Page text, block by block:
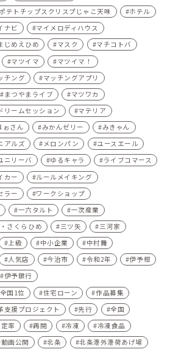
ポテトチップスクリスプじゃこ天味
ホテル
ナビ
マイメロディハウス
じめえひめ マスク
マチコトバ
マツイマ
マツイマ！
チング
マッチングアプリ
まつやまライブ
マツワカ
リームセッション
マテリア
ぉさん みかんゼリー
みきゃん
アルズ メロンパン
ユースエール
ニリーバ ゆるキャラ
ライブコマース
カー
ルールメイキング
ラー
ワークショップ
一六タルト
一次産業
さくらひめ
三ツ矢
三河家
上級 中小企業
中村舞
人気店 今治市 令和2年
伊予柑
伊予銀行
国1位
住宅ローン
作品募集
支援プロジェクト 先行
全国
率 再開 冷凍
冷凍食品
動画公開 北条
北条港外港荷あげ場